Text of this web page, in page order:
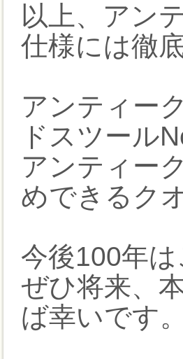
以上、アン
仕様には徹
アンティー
ドスツール
アンティー
めできるク
今後100年
ぜひ将来、
ば幸いです。